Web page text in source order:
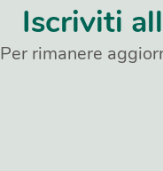
Iscriviti
Per rimanere